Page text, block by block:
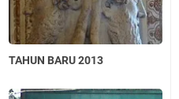
TAHUN BARU 2013